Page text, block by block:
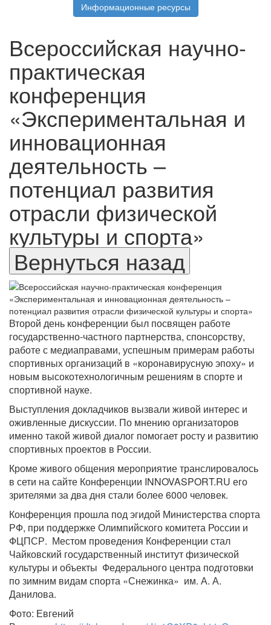
Информационные ресурсы
Всероссийская научно-
практическая
конференция
«Экспериментальная и
инновационная
деятельность –
потенциал развития
отрасли физической
культуры и спорта»
Второй день конференции был посвящен работе
государственно-частного партнерства, спонсорству,
работе с медиаправами, успешным примерам работы
спортивных организаций в «коронавирусную эпоху» и
новым высокотехнологичным решениям в спорте и
спортивной науке.
Выступления докладчиков вызвали живой интерес и
оживленные дискуссии. По мнению организаторов
именно такой живой диалог помогает росту и развитию
спортивных проектов в России.
Кроме живого общения мероприятие транслировалось
в сети на сайте Конференции INNOVASPORT.RU его
зрителями за два дня стали более 6000 человек.
Конференция прошла под эгидой Министерства спорта
РФ, при поддержке Олимпийского комитета России и
ФЦПСР. Местом проведения Конференции стал
Чайковский государственный институт физической
культуры и объекты Федерального центра подготовки
по зимним видам спорта «Снежинка» им. А. А.
Данилова.
Фото: Евгений